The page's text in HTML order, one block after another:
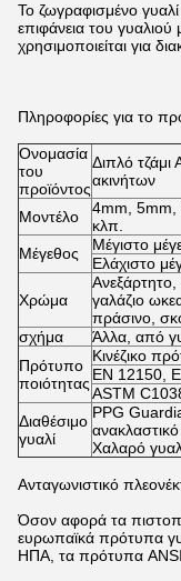
Το ζωγραφισμένο γυαλί
επιφάνεια του
χρησιμοποιείται για
Πληροφορίες για το
Ονομασία
του
προϊόντος
Διπλό τζάμι
ακινήτων
Μοντέλο
4mm, 5mm,
κλπ.
Μέγεθος
Μέγιστο
Ελάχιστο
Χρώμα
γαλάζιο
πράσινο,
σχήμα
Άλλα, από
Πρότυπο
ποιότητας
Κινέζικο
EN 12150,
ASTM
Διαθέσιμο
γυαλί
PPG
Χαλαρό
Ανταγωνιστικό
Όσον αφορά τα
ευρωπαϊκά πρότυπα
ΗΠΑ, τα πρότυπα